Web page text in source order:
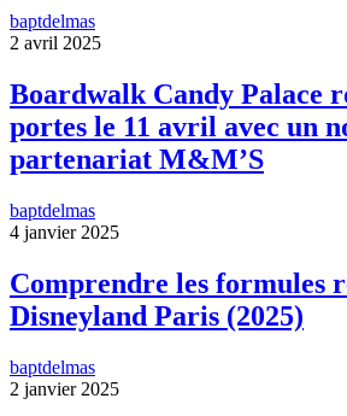
baptdelmas
2 avril 2025
Boardwalk Candy Palace
portes le 11 avril avec un
partenariat M&M’S
baptdelmas
4 janvier 2025
Comprendre les formules
Disneyland Paris (2025)
baptdelmas
2 janvier 2025